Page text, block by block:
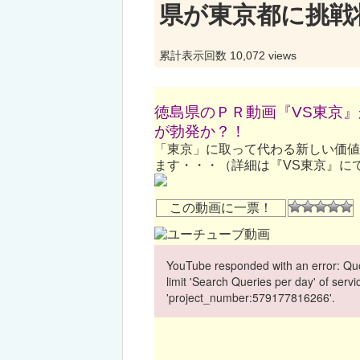
県が東京都に挑
累計表示回数 10,072 views
徳島県のＰＲ動画『VS東京
が勃発か？！
「東京」に取って代わる新しい価
ます・・・（詳細は『VS東京』に
この動画に一票！
YouTube responded with an error:
limit 'Search Queries per day' of
'project_number:579177816266'.